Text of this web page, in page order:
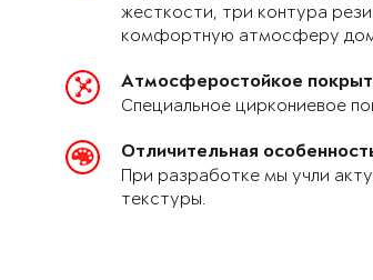
жесткости, три контура
комфортную атмосферу
Атмосферостойкое
Специальное циркониевое
Отличительная
При разработке мы учли
текстуры.